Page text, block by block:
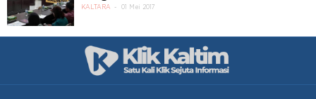
KALTARA 01 Mei 2017